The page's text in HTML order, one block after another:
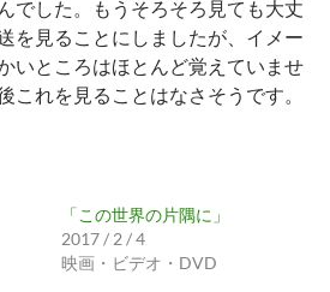
でした。もうそろそろ見ても大丈
を見ることにしましたが、イメー
いところはほとんど覚えていませ
これを見ることはなさそうです。
「この世界の片隅に」
2017 / 2 / 4
映画・ビデオ・DVD